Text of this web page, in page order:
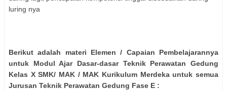
luring nya
Berikut adalah materi Elemen / Capaian Pembelajarannya
untuk Modul Ajar Dasar-dasar Teknik Perawatan Gedung
Kelas X SMK/ MAK / MAK Kurikulum Merdeka untuk semua
Jurusan Teknik Perawatan Gedung Fase E :